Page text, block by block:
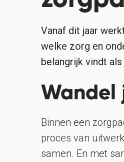
Vanaf dit jaar
welke zorg en
belangrijk vindt
Wandel
Binnen een
proces van
samen. En met